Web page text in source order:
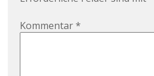
Kommentar*